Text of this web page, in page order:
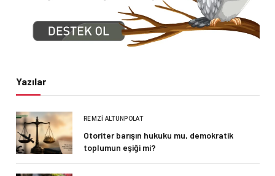
Yazılar
REMZI ALTUNPOLAT
Otoriter barışın hukuku mu, demokratik
toplumun eşiği mi?